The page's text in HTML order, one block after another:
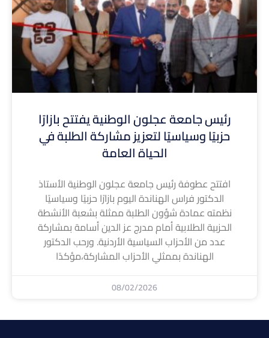
رئيس جامعة عجلون الوطنية يفتتح بازارًا
حزبيًا وسياسيًا لتعزيز مشاركة الطلبة في
الحياة العامة
افتتح عطوفة رئيس جامعة عجلون الوطنية الأستاذ
الدكتور فراس الهناندة اليوم بازارًا حزبيًا وسياسيًا
نظمته عمادة شؤون الطلبة ممثلة بشعبة الأنشطة
الحزبية الطلابية أمام مدرج عز الدين أسامة بمشاركة
عدد من الأحزاب السياسية الأردنية. ورحب الدكتور
الهناندة بممثلي الأحزاب المشاركة،مؤكدًا
08/02/2026